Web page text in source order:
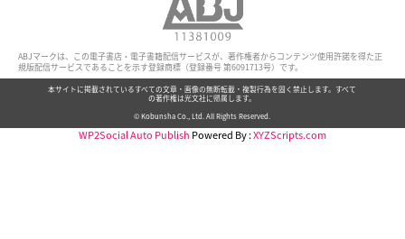
ABJマークは、この電子書店・電子書籍配信サービスが、著作権者からコンテンツ使用許諾を得た正
規版配信サービスであることを示す登録商標（登録番号 第6091713号）です。
本サイトに掲載されているすべての文章・画像の無断転載・複製行為を固く禁止します。すべて
の著作権は光文社に帰属します。
© Kobunsha Co., Ltd. All Rights Reserved.
WP2Social Auto Publish Powered By :XYZScripts.com